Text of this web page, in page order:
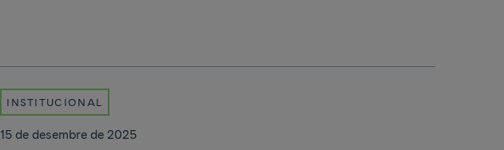
INSTITUCIONAL
15 de desembre de 2025